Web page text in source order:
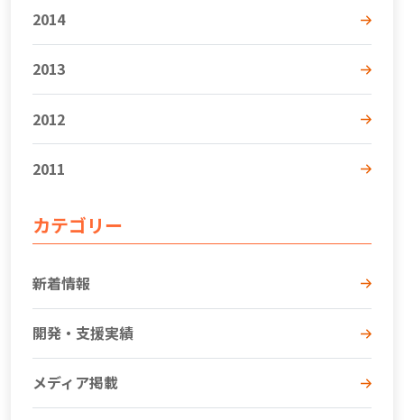
2014
2013
2012
2011
カテゴリー
新着情報
開発・支援実績
メディア掲載